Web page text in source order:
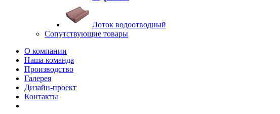
Лоток водоотводный
Сопутствующие товары
О компании
Наша команда
Производство
Галерея
Дизайн-проект
Контакты